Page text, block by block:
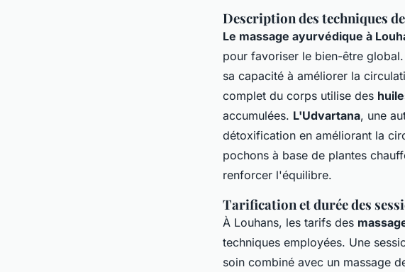
Description des techniques
Le massage ayurvédique à
pour favoriser le bien-être
sa capacité à améliorer la
complet du corps utilise des
accumulées. L'Udvartana, une
détoxification en améliorant la
pochons à base de plantes
renforcer l'équilibre.
Tarification et durée des
À Louhans, les tarifs des
techniques employées. Une
soin combiné avec un massage